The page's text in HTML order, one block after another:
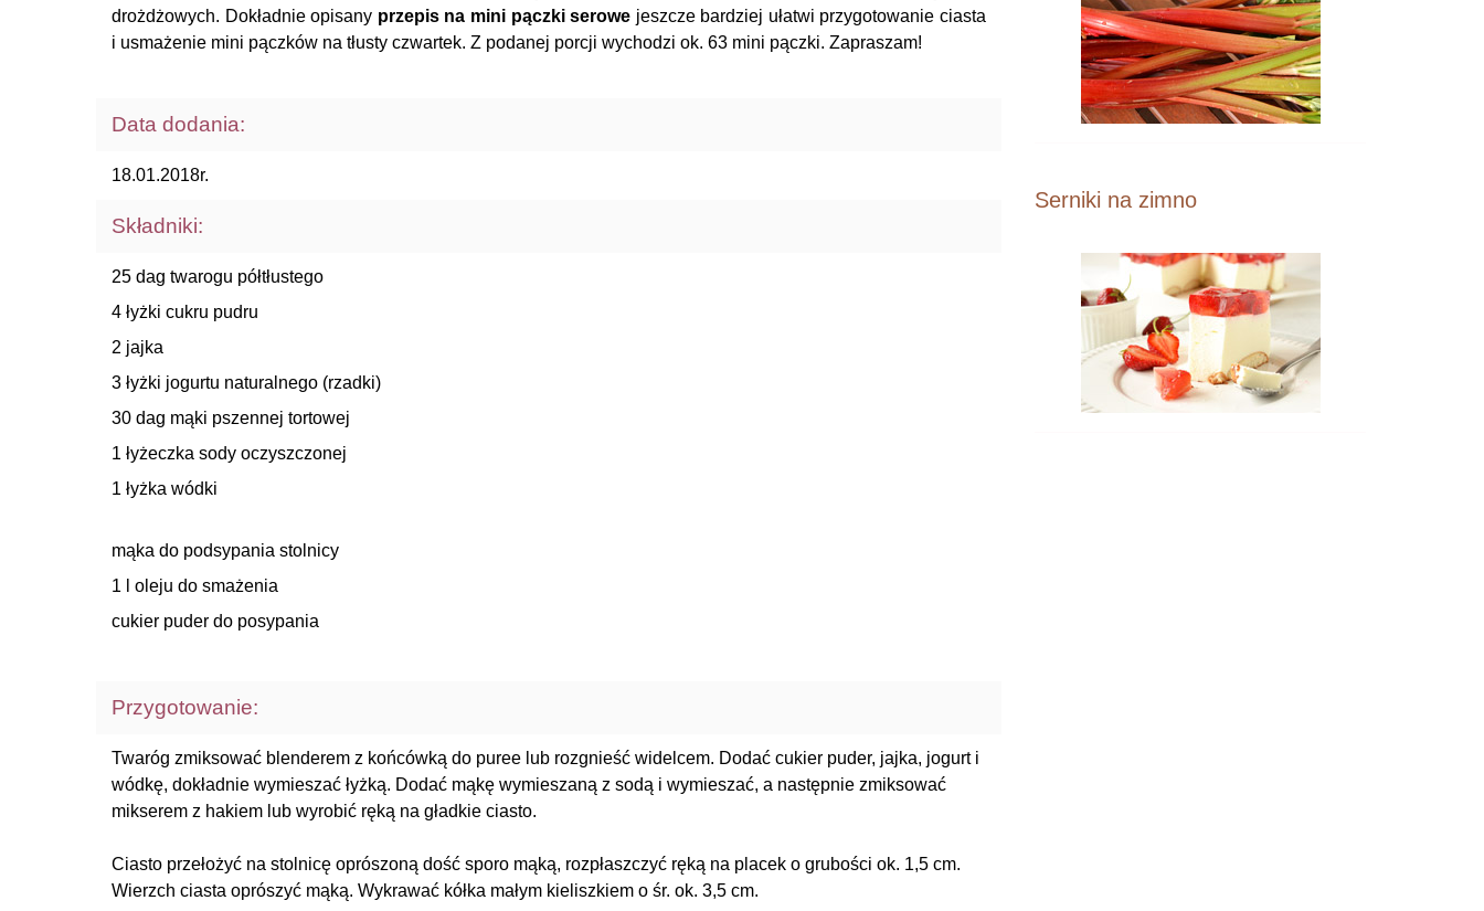
drożdżowych. Dokładnie opisany przepis na mini pączki serowe jeszcze bardziej ułatwi przygotowanie ciasta
i usmażenie mini pączków na tłusty czwartek. Z podanej porcji wychodzi ok. 63 mini pączki. Zapraszam!
Data dodania:
18.01.2018r.
Składniki:
25 dag twarogu półtłustego
4 łyżki cukru pudru
2 jajka
3 łyżki jogurtu naturalnego (rzadki)
30 dag mąki pszennej tortowej
1 łyżeczka sody oczyszczonej
1 łyżka wódki
mąka do podsypania stolnicy
1 l oleju do smażenia
cukier puder do posypania
Przygotowanie:
Twaróg zmiksować blenderem z końcówką do puree lub rozgnieść widelcem. Dodać cukier puder, jajka, jogurt i
wódkę, dokładnie wymieszać łyżką. Dodać mąkę wymieszaną z sodą i wymieszać, a następnie zmiksować
mikserem z hakiem lub wyrobić ręką na gładkie ciasto.
Ciasto przełożyć na stolnicę oprószoną dość sporo mąką, rozpłaszczyć ręką na placek o grubości ok. 1,5 cm.
Wierzch ciasta oprószyć mąką. Wykrawać kółka małym kieliszkiem o śr. ok. 3,5 cm.
Serniki na zimno